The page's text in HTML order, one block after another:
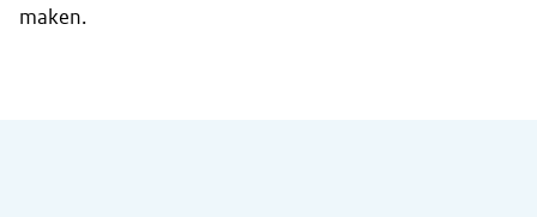
maken.